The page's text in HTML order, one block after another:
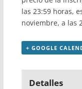
las 23:59 horas,
noviembre, a las
+ GOOGLE
Detalles